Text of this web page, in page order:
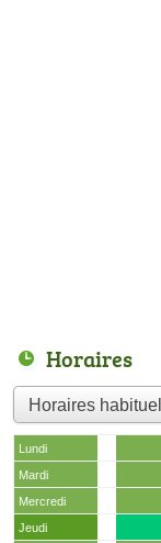
Horaires
Lundi
Mardi
Mercredi
Jeudi